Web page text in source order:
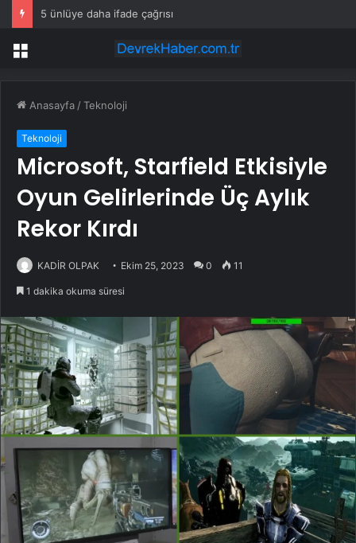
5 ünlüye daha ifade çağrısı
Menü
Anasayfa /Teknoloji
Teknoloji
Microsoft, Starfield Etkisiyle
Oyun Gelirlerinde Üç Aylık
Rekor Kırdı
KADİR OLPAK Ekim 25, 2023 0 11
1 dakika okuma süresi